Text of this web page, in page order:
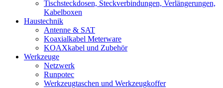
Tischsteckdosen, Steckverbindungen, Verlängerungen,
Kabelboxen
Haustechnik
Antenne & SAT
Koaxialkabel Meterware
KOAXkabel und Zubehör
Werkzeuge
Netzwerk
Runpotec
Werkzeugtaschen und Werkzeugkoffer